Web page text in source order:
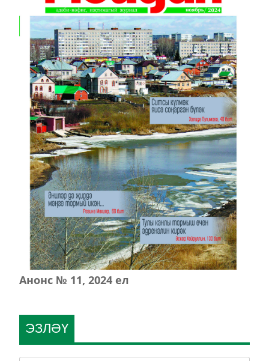
Анонс № 11, 2024 ел
ЭЗЛӘҮ